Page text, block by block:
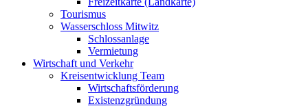
Tourismus
Wasserschloss Mitwitz
Schlossanlage
Vermietung
Wirtschaft und Verkehr
Kreisentwicklung Team
Wirtschaftsförderung
Existenzgründung